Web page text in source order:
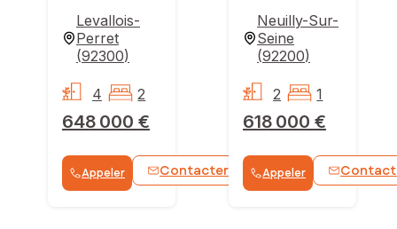
Levallois-
Perret
(92300)
648 000 €
4 2
Appeler Contacter WhatsApp
Neuilly-Sur-
Seine
(92200)
618 000 €
2 1
Appeler